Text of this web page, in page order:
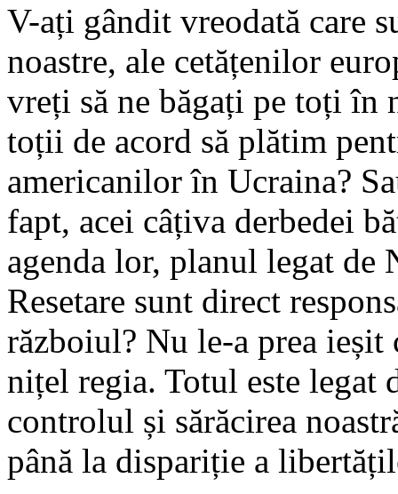
V-ați gândit vreodată care
noastre, ale cetățenilor
vreți să ne băgați pe toți în
toții de acord să plătim
americanilor în Ucraina?
fapt, acei câțiva derbedei
agenda lor, planul legat de
Resetare sunt direct
războiul? Nu le-a prea
nițel regia. Totul este legat
controlul și sărăcirea
până la dispariție a